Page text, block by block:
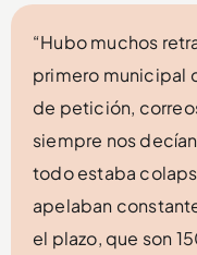
“Hubo muchos
primero municipal
de petición,
siempre nos
todo estaba
apelaban
el plazo, que son